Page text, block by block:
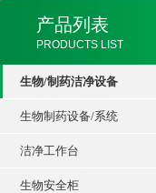
产品列表
PRODUCTS LIST
生物/制药洁净设备
生物制药设备/系统
洁净工作台
生物安全柜